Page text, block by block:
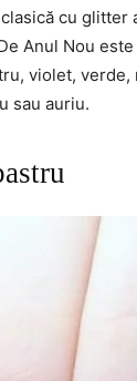
cu glitter
Anul Nou
violet,
sau auriu.